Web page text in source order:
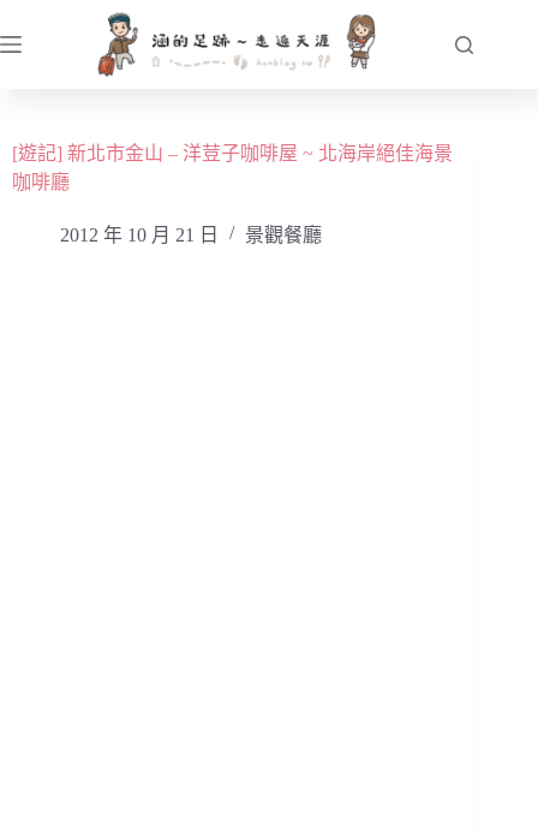
至
容[遊記] 新北市金山 – 洋荳子咖啡屋 ~ 北海岸絕佳海景
咖啡廳
2012 年 10 月 21 日 景觀餐廳